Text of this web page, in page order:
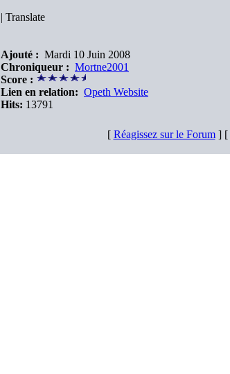
| Translate
Ajouté : Mardi 10 Juin 2008
Chroniqueur : Mortne2001
Score :
Lien en relation: Opeth Website
Hits: 13791
[ Réagissez sur le Forum] [